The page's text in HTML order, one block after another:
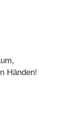
Händen!